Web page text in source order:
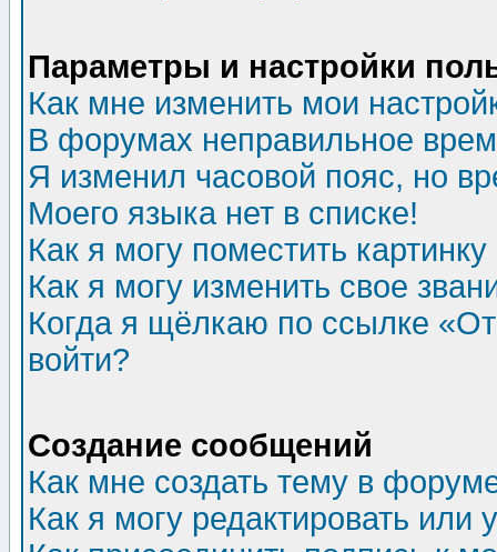
Параметры и настройки
Как мне изменить мои
В форумах неправильное
Я изменил часовой пояс, но
Моего языка нет в списке!
Как я могу поместить
Как я могу изменить свое
Когда я щёлкаю по ссылке
войти?
Создание сообщений
Как мне создать тему в
Как я могу редактировать или